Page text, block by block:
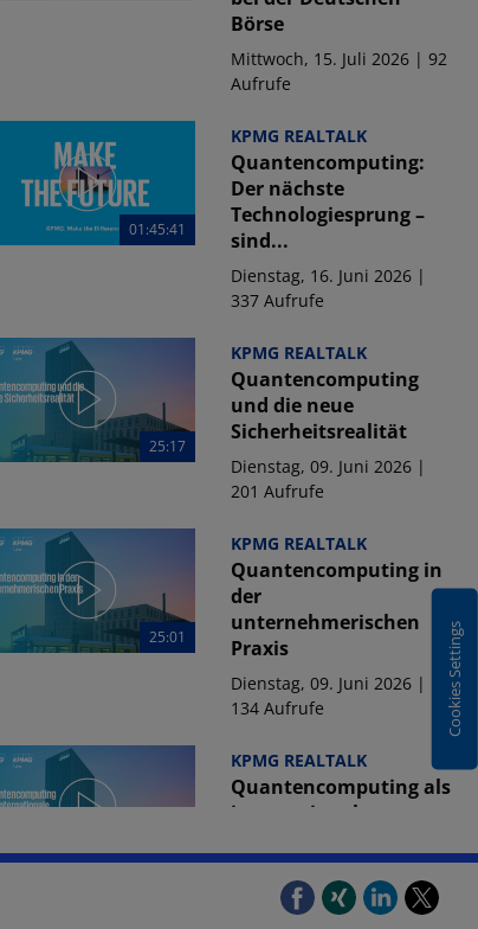
Börse
Mittwoch, 15. Juli 2026 | 92
Aufrufe
01:45:41
KPMG REALTALK
Quantencomputing:
Der nächste
Technologiesprung –
sind...
Dienstag, 16. Juni 2026 |
337 Aufrufe
25:17
KPMG REALTALK
Quantencomputing
und die neue
Sicherheitsrealität
Dienstag, 09. Juni 2026 |
201 Aufrufe
25:01
KPMG REALTALK
Quantencomputing in
der
unternehmerischen
Praxis
Dienstag, 09. Juni 2026 |
134 Aufrufe
25:02
KPMG REALTALK
Quantencomputing als
internationale
122 Aufrufe
Cookies Settings